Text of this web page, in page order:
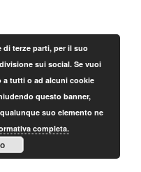
terze parti, per il suo
sui social. Se vuoi
a tutti o ad alcuni cookie
questo banner,
suo elemento ne
completa.